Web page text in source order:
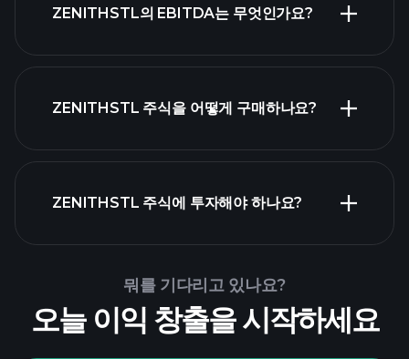
가장 큰 고용주 목록
ZENITHSTL의 EBITDA는 무엇인가요?
ZENITHSTL 주식을 어떻게 구매하나요?
Playtrade Tournaments
추천된 중개인
ZENITHSTL 주식에 투자해야 하나요?
뭐를 기다리고 있나요?
오늘 이익 창출을 시작하세요